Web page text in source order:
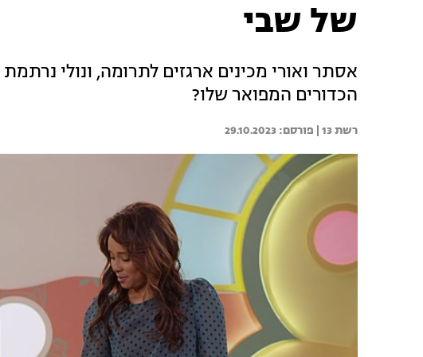
של שבי
אסתר ואורי מכינים ארגזים לתרומה, ונולי
הכדורים המפואר שלו?
רשת 13 | 29.10.2023